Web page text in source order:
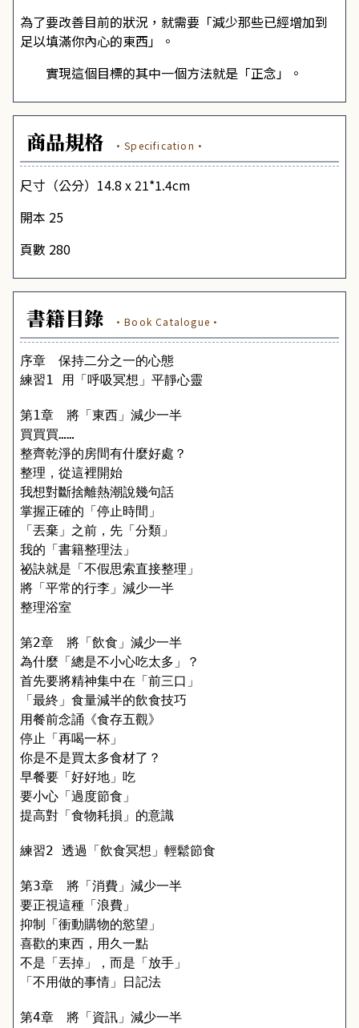
為了要改善目前的狀況，就需要「減少那些已經增加到
足以填滿你內心的東西」。
實現這個目標的其中一個方法就是「正念」。
商品規格 ·Specification·
尺寸（公分）14.8 x 21*1.4cm
開本 25
頁數 280
書籍目錄 ·Book Catalogue·
序章　保持二分之一的心態
練習1 用「呼吸冥想」平靜心靈
第1章　將「東西」減少一半
買買買……
整齊乾淨的房間有什麼好處？
整理，從這裡開始
我想對斷捨離熱潮說幾句話
掌握正確的「停止時間」
「丟棄」之前，先「分類」
我的「書籍整理法」
祕訣就是「不假思索直接整理」
將「平常的行李」減少一半
整理浴室
第2章　將「飲食」減少一半
為什麼「總是不小心吃太多」？
首先要將精神集中在「前三口」
「最終」食量減半的飲食技巧
用餐前念誦《食存五觀》
停止「再喝一杯」
你是不是買太多食材了？
早餐要「好好地」吃
要小心「過度節食」
提高對「食物耗損」的意識
練習2 透過「飲食冥想」輕鬆節食
第3章　將「消費」減少一半
要正視這種「浪費」
抑制「衝動購物的慾望」
喜歡的東西，用久一點
不是「丟掉」，而是「放手」
「不用做的事情」日記法
第4章　將「資訊」減少一半